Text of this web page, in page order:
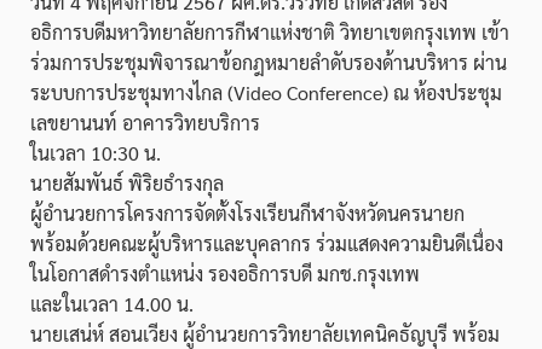
อธิการบดีมหาวิทยาลัยการกีฬาแห่งชาติ วิทยาเขตกรุงเทพ เข้า
ร่วมการประชุมพิจารณาข้อกฎหมายลำดับรองด้านบริหาร ผ่าน
ระบบการประชุมทางไกล (Video Conference) ณ ห้องประชุม
เลขยานนท์ อาคารวิทยบริการ
ในเวลา 10:30 น.
นายสัมพันธ์ พิริยธำรงกุล
ผู้อำนวยการโครงการจัดตั้งโรงเรียนกีฬาจังหวัดนครนายก
พร้อมด้วยคณะผู้บริหารและบุคลากร ร่วมแสดงความยินดีเนื่อง
ในโอกาสดำรงตำแหน่ง รองอธิการบดี มกช.กรุงเทพ
และในเวลา 14.00 น.
นายเสน่ห์ สอนเวียง ผู้อำนวยการวิทยาลัยเทคนิคธัญบุรี พร้อม